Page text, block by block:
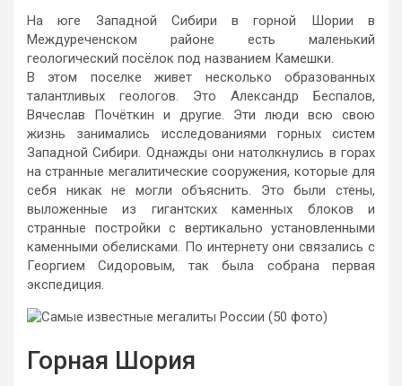
На юге Западной Сибири в горной Шории в
Междуреченском районе есть маленький
геологический посёлок под названием Камешки.
В этом поселке живет несколько образованных
талантливых геологов. Это Александр Беспалов,
Вячеслав Почёткин и другие. Эти люди всю свою
жизнь занимались исследованиями горных систем
Западной Сибири. Однажды они натолкнулись в горах
на странные мегалитические сооружения, которые для
себя никак не могли объяснить. Это были стены,
выложенные из гигантских каменных блоков и
странные постройки с вертикально установленными
каменными обелисками. По интернету они связались с
Георгием Сидоровым, так была собрана первая
экспедиция.
Горная Шория